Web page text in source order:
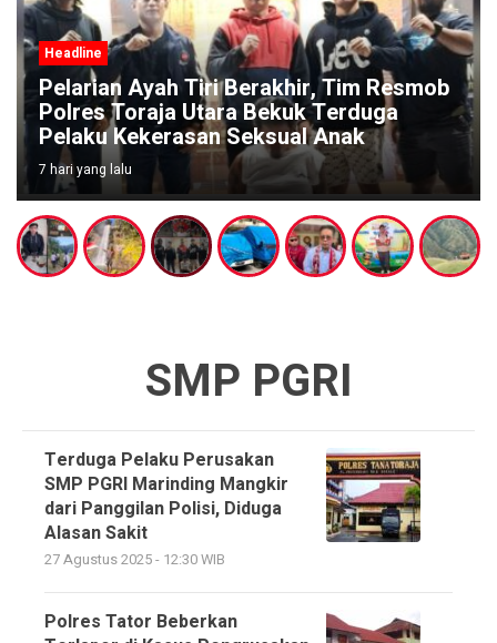
Headline
Pelarian Ayah Tiri Berakhir, Tim Resmob
Polres Toraja Utara Bekuk Terduga
Pelaku Kekerasan Seksual Anak
7 hari yang lalu
SMP PGRI
Terduga Pelaku Perusakan
SMP PGRI Marinding Mangkir
dari Panggilan Polisi, Diduga
Alasan Sakit
27 Agustus 2025 - 12:30 WIB
Polres Tator Beberkan